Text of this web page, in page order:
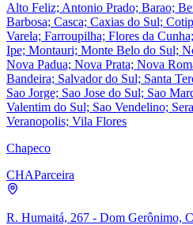
Alto Feliz; Antonio Prado; Barao;
Barbosa; Casca; Caxias do Sul;
Varela; Farroupilha; Flores da
Ipe; Montauri; Monte Belo do Sul;
Nova Padua; Nova Prata; Nova
Bandeira; Salvador do Sul; Santa
Sao Jorge; Sao Jose do Sul; Sao
Valentim do Sul; Sao Vendelino;
Veranopolis; Vila Flores
Chapeco
CHAParceira
R. Humaitá, 267 - Dom Gerônimo,